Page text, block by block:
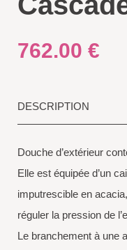
762.00 €
DESCRIPTION
Douche d’extérieur
Elle est équipée d’un
imputrescible en
réguler la pression de
Le branchement à une